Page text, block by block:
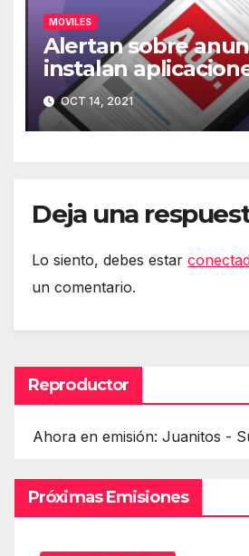
MOVILES
Alertan sobre
instalan
móvil
OCT 14, 2021
Deja una
Lo siento, debes estar
un comentario.
Reproductor
Ahora en emisión: Juanitos -
Próximas Emisiones